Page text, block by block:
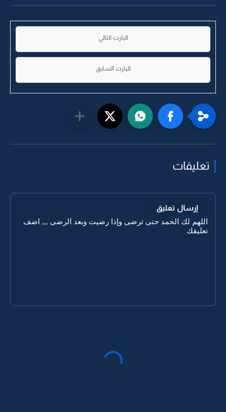
البارت التالي
البارت السابق
تعليقات
إرسال تعليق
اللهم لك الحمد حتى ترضى وإذا رضيت وبعد الرضى ,,, اضف
تعليقك